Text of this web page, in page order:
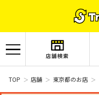
店舗検索
TOP 店舗 東京都のお店